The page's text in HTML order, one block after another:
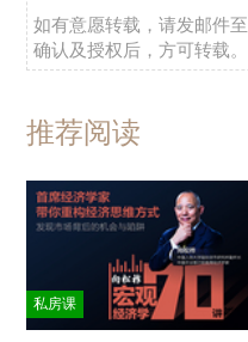
如有意愿转载，请发邮件至
确认及授权后，方可转载。
推荐阅读
私房课